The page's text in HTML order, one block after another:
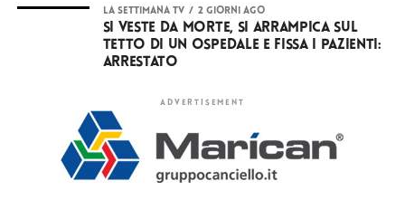
LA SETTIMANA TV 2 giorni ago
Si veste da Morte, si arrampica sul
tetto di un ospedale e fissa i pazienti:
arrestato
ADVERTISEMENT